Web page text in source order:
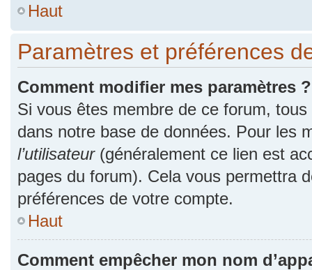
Haut
Paramètres et préférences
Comment modifier mes paramètres ?
Si vous êtes membre de ce forum,
dans notre base de données. Pour les
l’utilisateur(généralement ce lien est
pages du forum). Cela vous permettra
préférences de votre compte.
Haut
Comment empêcher mon nom